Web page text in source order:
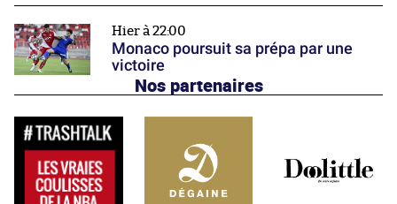
Hier à 22:00
Monaco poursuit sa prépa par une
victoire
Nos partenaires